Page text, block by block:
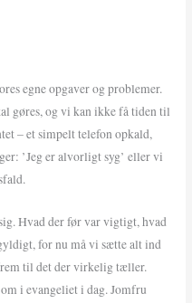
egne opgaver og problemer.
gøres, og vi kan ikke få tiden til
– et simpelt telefon opkald,
’Jeg er alvorligt syg’ eller vi
Hvad der før var vigtigt, hvad
for nu må vi sætte alt ind
til det der virkelig tæller.
i evangeliet i dag. Jomfru